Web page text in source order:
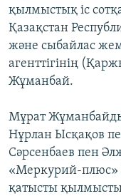
Русский
ЖАЗЫЛЫҢЫЗ
Басқа тілдерде
қылмыстық іс
Қазақстан
және сыбайлас
агенттігінің
Жұманбай.
Мұрат
Нұрлан Ысқақов
Сәрсенбаев пен
«Меркурий-плюс»
қатысты